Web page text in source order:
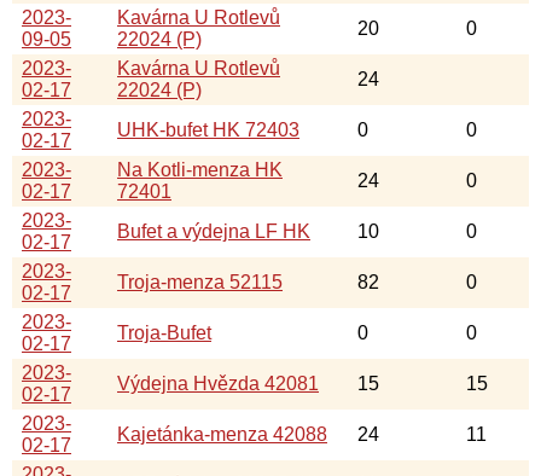
2023-
09-05
Kavárna U Rotlevů
22024 (P)
20
0
2023-
02-17
Kavárna U Rotlevů
22024 (P)
24
2023-
02-17
UHK-bufet HK 72403 0
0
2023-
02-17
Na Kotli-menza HK
72401
24
0
2023-
02-17
Bufet a výdejna LF HK 10
0
2023-
02-17
Troja-menza 52115 82
0
2023-
02-17
Troja-Bufet 0
0
2023-
02-17
Výdejna Hvězda 42081 15
15
2023-
02-17
Kajetánka-menza 42088 24
11